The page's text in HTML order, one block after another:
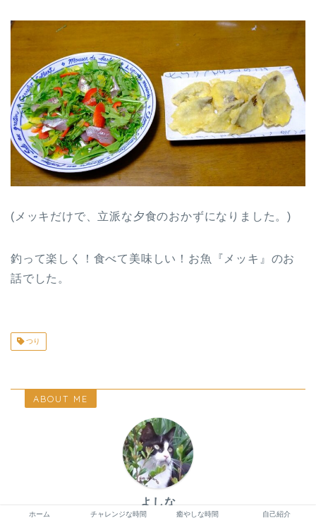
(メッキだけで、立派な夕食のおかずになりました。)
釣って楽しく！食べて美味しい！お魚『メッキ』のお
話でした。
つり
ABOUT ME
よしな
ホーム チャレンジな時間 癒やしな時間 自己紹介